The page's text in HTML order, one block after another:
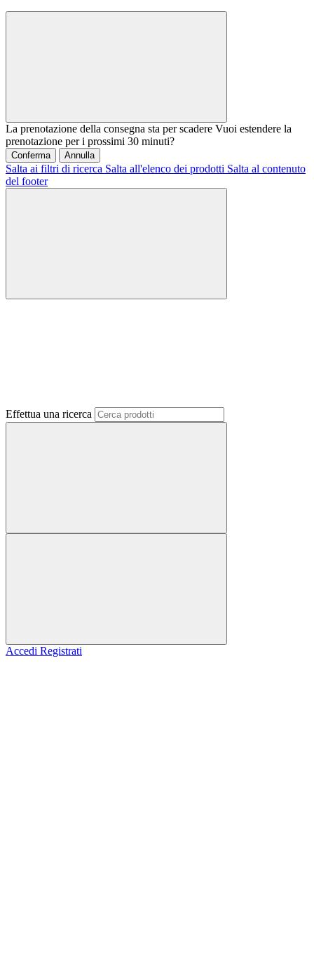
La prenotazione della consegna sta per scadere Vuoi estendere la
prenotazione per i prossimi 30 minuti?
Conferma Annulla
Salta ai filtri di ricerca Salta all'elenco dei prodotti Salta al contenuto
del footer
Effettua una ricerca
Accedi Registrati